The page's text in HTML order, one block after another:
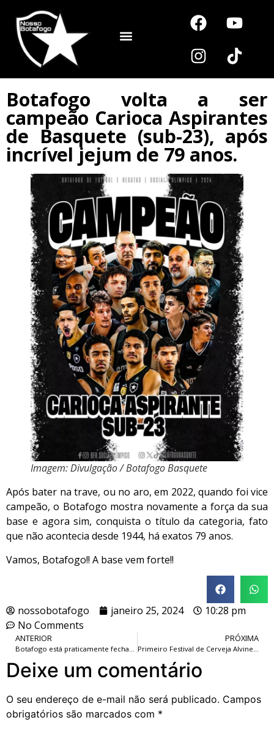
Botafogo volta a ser
campeão Carioca Aspirantes
de Basquete (sub-23), após
incrível jejum de 79 anos.
Imagem: Divulgação / Botafogo Basquete
Após bater na trave, ou no aro, em 2022, quando foi vice
campeão, o Botafogo mostra novamente a força da sua
base e agora sim, conquista o título da categoria, fato
que não acontecia desde 1944, há exatos 79 anos.
Vamos, Botafogo!! A base vem forte!!
nossobotafogo janeiro 25, 2024
10:28 pm
No Comments
ANTERIOR PRÓXIMA
Deixe um comentário
O seu endereço de e-mail não será publicado. Campos
obrigatórios são marcados com *